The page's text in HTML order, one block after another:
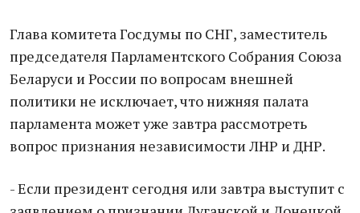
Глава комитета Госдумы по СНГ, заместитель
председателя Парламентского Собрания Союза
Беларуси и России по вопросам внешней
политики не исключает, что нижняя палата
парламента может уже завтра рассмотреть
вопрос признания независимости ЛНР и ДНР.
- Если президент сегодня или завтра выступит с